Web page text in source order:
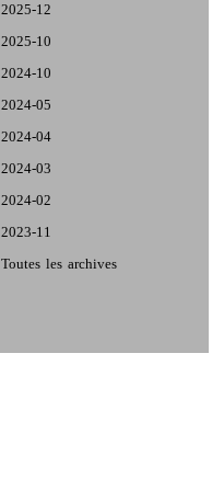
2025-12
2025-10
2024-10
2024-05
2024-04
2024-03
2024-02
2023-11
Toutes les archives